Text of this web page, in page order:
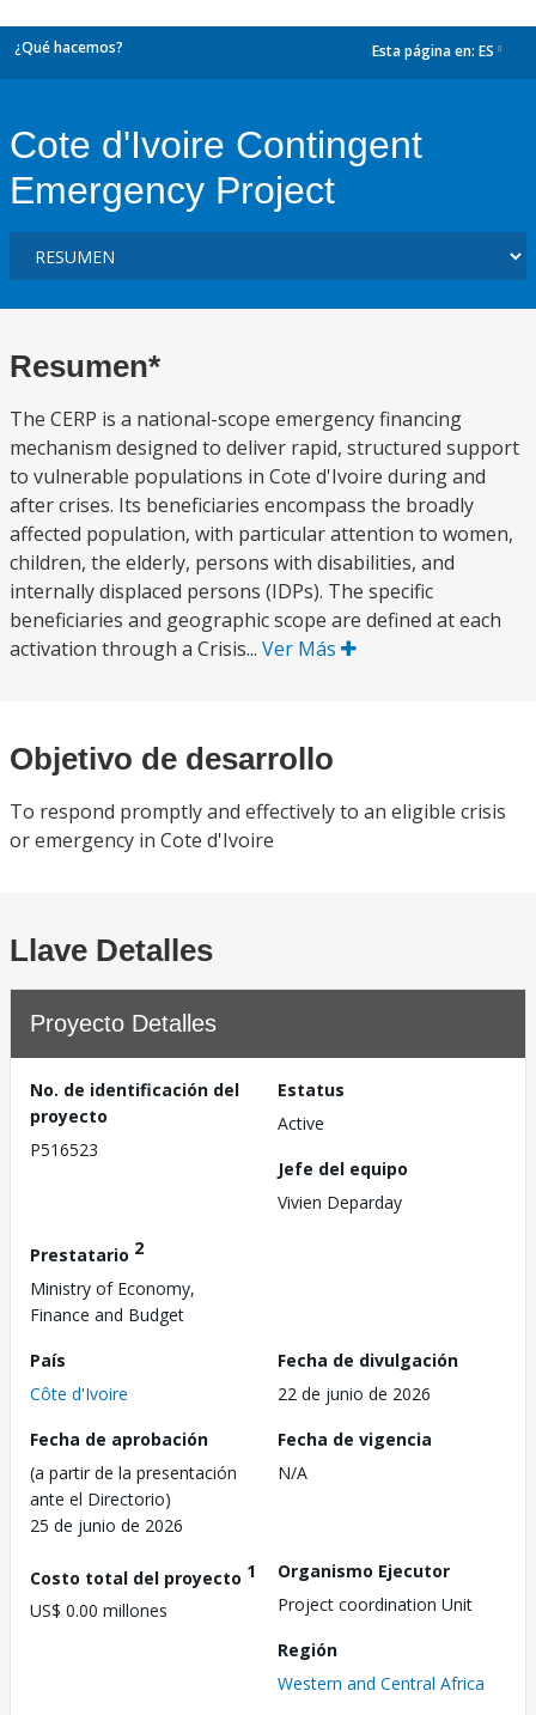
¿Qué hacemos? Esta página en: ES
Cote d'Ivoire Contingent
Emergency Project
Resumen*
The CERP is a national-scope emergency financing
mechanism designed to deliver rapid, structured support
to vulnerable populations in Cote d'Ivoire during and
after crises. Its beneficiaries encompass the broadly
affected population, with particular attention to women,
children, the elderly, persons with disabilities, and
internally displaced persons (IDPs). The specific
beneficiaries and geographic scope are defined at each
activation through a Crisis... Ver Más
Objetivo de desarrollo
To respond promptly and effectively to an eligible crisis
or emergency in Cote d'Ivoire
Llave Detalles
Proyecto Detalles
No. de identificación del
proyecto
P516523
Estatus
Active
Jefe del equipo
Vivien Deparday
Prestatario 2
Ministry of Economy,
Finance and Budget
País
Côte d'Ivoire
Fecha de divulgación
22 de junio de 2026
Fecha de aprobación
(a partir de la presentación
ante el Directorio)
25 de junio de 2026
Fecha de vigencia
N/A
Costo total del proyecto 1
US$ 0.00 millones
Organismo Ejecutor
Project coordination Unit
Región
Western and Central Africa